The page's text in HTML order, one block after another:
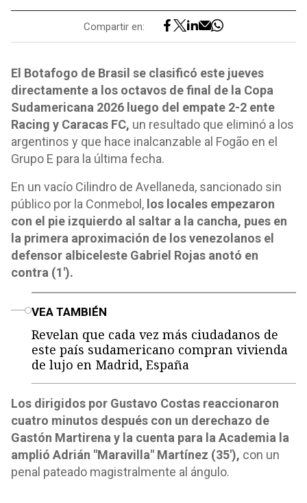
Compartir en:
El Botafogo de Brasil se clasificó este jueves
directamente a los octavos de final de la Copa
Sudamericana 2026 luego del empate 2-2 ente
Racing y Caracas FC, un resultado que eliminó a los
argentinos y que hace inalcanzable al Fogão en el
Grupo E para la última fecha.
En un vacío Cilindro de Avellaneda, sancionado sin
público por la Conmebol, los locales empezaron
con el pie izquierdo al saltar a la cancha, pues en
la primera aproximación de los venezolanos el
defensor albiceleste Gabriel Rojas anotó en
contra (1').
VEA TAMBIÉN
Revelan que cada vez más ciudadanos de
este país sudamericano compran vivienda
de lujo en Madrid, España
Los dirigidos por Gustavo Costas reaccionaron
cuatro minutos después con un derechazo de
Gastón Martirena y la cuenta para la Academia la
amplió Adrián "Maravilla" Martínez (35'), con un
penal pateado magistralmente al ángulo.